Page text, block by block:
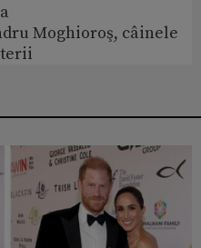
Moghioroş, câinele